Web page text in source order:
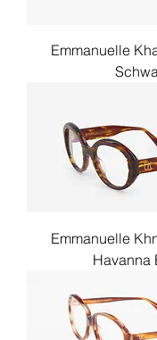
Emmanuelle
Emmanuelle
Havanna